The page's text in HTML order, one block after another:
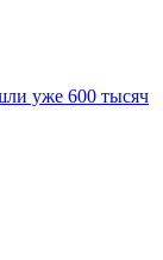
уже 600 тысяч